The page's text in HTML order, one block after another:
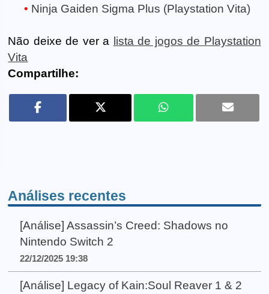
Ninja Gaiden Sigma Plus (Playstation Vita)
Não deixe de ver a lista de jogos de Playstation
Vita
Compartilhe:
Análises recentes
[Análise] Assassin’s Creed: Shadows no
Nintendo Switch 2
22/12/2025 19:38
[Análise] Legacy of Kain:Soul Reaver 1 & 2